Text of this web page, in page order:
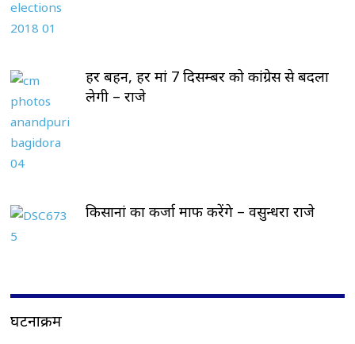
हर बहन, हर मां 7 दिसम्बर को कांग्रेस से बदला
लेगी – राजे
किसानां का कर्जा माफ करेंगे – वसुन्धरा राजे
घटनाक्रम